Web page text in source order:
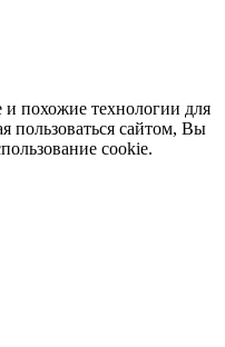
похожие технологии для
пользоваться сайтом, Вы
cookie.